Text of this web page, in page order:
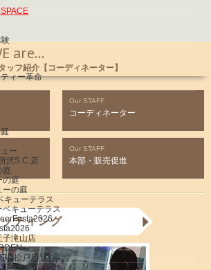
ィー革命
ー
沢S.C.店
庭
の庭
ーの庭
キューテラス
ベキューテラス
子滝山店
～
松戸店
are...
ッフ紹介【コーディネーター】
Our STAFF
コーディネーター
Our STAFF
本部・販売促進
ティング